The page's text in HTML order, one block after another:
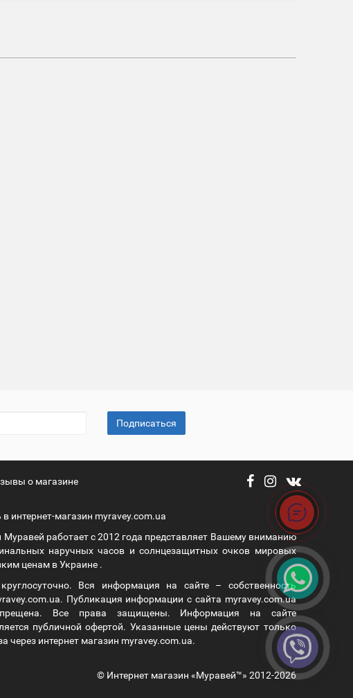
Подписаться
о магазине
интернет-магазин myravey.com.ua
Муравей работает с 2012 года представляет Вашему вниманию
наручных часов и солнцезащитных очков мировых
ценам в Украине .
Вся информация на сайте – собственность
Публикация информации с сайта myravey.com.ua
Все права защищены. Информация на сайте
публичной офертой. Указанные цены действуют только
через интернет магазин myravey.com.ua.
© Интернет магазин «Муравей™» 2012-2026